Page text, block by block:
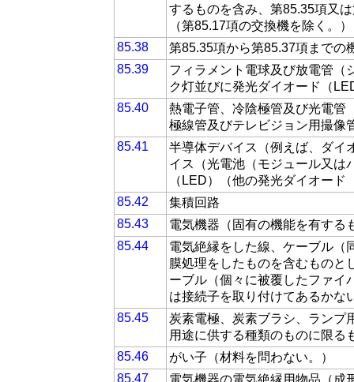
するものを含み、第85.35項又
（第85.17項の交換機を除く。）
85.38
第85.35項から第85.37項までの
85.39
フィラメント電球及び放電管（
ク灯並びに発光ダイオード（
85.40
熱電子管、冷陰極管及び光電管
極線管及びテレビジョン用撮像
85.41
半導体デバイス（例えば、ダイ
イス（光電池（モジュール又は
（LED）（他の発光ダイオー
85.42
集積回路
85.43
電気機器（固有の機能を有する
85.44
電気絶縁をした線、ケーブル（
膜処理をしたものを含むものと
ーブル（個々に被覆したファイ
は接続子を取り付けてあるかな
85.45
炭素電極、炭素ブラシ、ランプ
用途に供する種類のものに限る
85.46
がい子（材料を問わない。）
85.47
電気機器の電気絶縁用物品（成